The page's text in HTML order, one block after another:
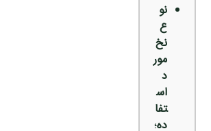
نو
ع
نخ
مور
د
اس
تفا
ده؛